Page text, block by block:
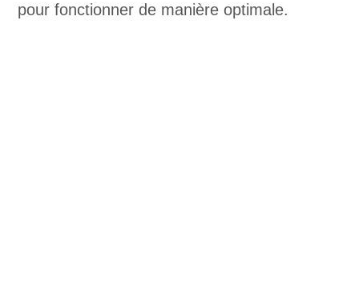
pour fonctionner de manière optimale.